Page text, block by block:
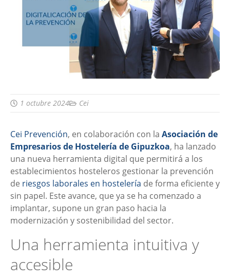
1 octubre 2024 Cei
Cei Prevención, en colaboración con la Asociación de
Empresarios de Hostelería de Gipuzkoa, ha lanzado
una nueva herramienta digital que permitirá a los
establecimientos hosteleros gestionar la prevención
de riesgos laborales en hostelería de forma eficiente y
sin papel. Este avance, que ya se ha comenzado a
implantar, supone un gran paso hacia la
modernización y sostenibilidad del sector.
Una herramienta intuitiva y
accesible